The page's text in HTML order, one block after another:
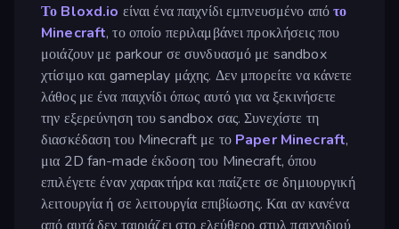
Το Bloxd.io είναι ένα παιχνίδι εμπνευσμένο απότο
Minecraft, το οποίο περιλαμβάνει προκλήσεις που
μοιάζουν με parkour σε συνδυασμό με sandbox
χτίσιμο και gameplay μάχης. Δεν μπορείτε να κάνετε
λάθος με ένα παιχνίδι όπως αυτό για να ξεκινήσετε
την εξερεύνηση του sandbox σας. Συνεχίστε τη
διασκέδαση του Minecraft με το Paper Minecraft,
μια 2D fan-made έκδοση του Minecraft, όπου
επιλέγετε έναν χαρακτήρα και παίζετε σε δημιουργική
λειτουργία ή σε λειτουργία επιβίωσης. Και αν κανένα